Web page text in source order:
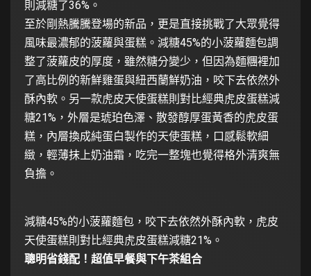
則減糖了36%。
至於剛熱騰騰登場的新品，更是直接挑戰了大眾覺得
風味最濃郁的菠蘿與蛋糕。減糖45%的小菠蘿麵包調
整了菠蘿皮的厚度，雖然糖分變少，但因為麵糰裡加
了高比例的新鮮雞蛋與紐西蘭鮮奶油，咬下去依然外
酥內軟。另一款虎皮天使蛋糕則對比經典虎皮蛋糕減
糖21%，外層是琥珀色澤、散發醇厚蛋黃香的虎皮蛋
糕，內層換成純蛋白製作的天使蛋糕，口感鬆軟細
緻，輕薄抹上奶油霜，吃完一整塊也覺得格外清爽無
負擔。
減糖45%的小菠蘿麵包，咬下去依然外酥內軟，虎皮
天使蛋糕則對比經典虎皮蛋糕減糖21%。
聰明省錢配！超值早餐與下午茶組合